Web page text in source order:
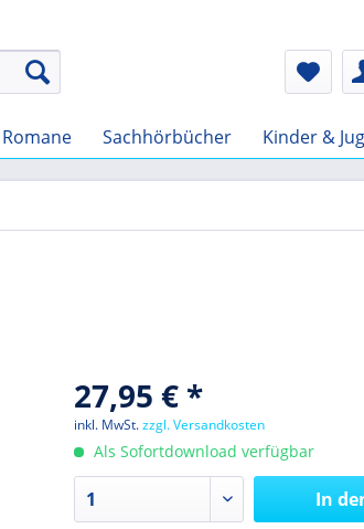
Romane Sachhörbücher Kinder &
27,95 € *
inkl. MwSt.zzgl. Versandkosten
Als Sofortdownload verfügbar
In